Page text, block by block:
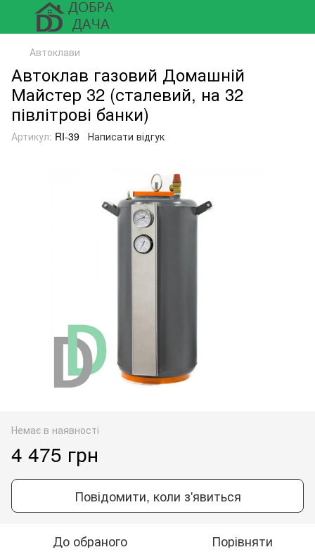
Автоклави
Автоклав газовий Домашній
Майстер 32 (сталевий, на 32
півлітрові банки)
Артикул: RI-39 Написати відгук
Немає в наявності
4 475 грн
Повідомити, коли з'явиться
До обраного Порівняти